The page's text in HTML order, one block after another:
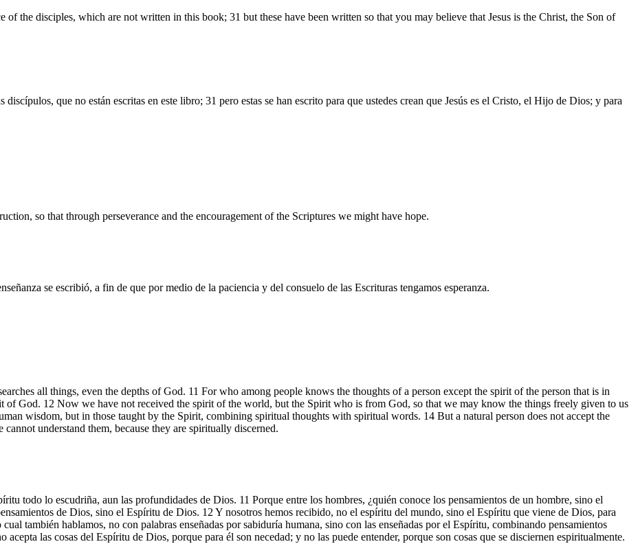
of the disciples, which are not written in this book; 31 but these have been written so that you may believe that Jesus is the Christ, the Son of
discípulos, que no están escritas en este libro; 31 pero estas se han escrito para que ustedes crean que Jesús es el Cristo, el Hijo de Dios; y para
so that through perseverance and the encouragement of the Scriptures we might have hope.
se escribió, a fin de que por medio de la paciencia y del consuelo de las Escrituras tengamos esperanza.
all things, even the depths of God. 11 For who among people knows the thoughts of a person except the spirit of the person that is in
of God. 12 Now we have not received the spirit of the world, but the Spirit who is from God, so that we may know the things freely given to us
wisdom, but in those taught by the Spirit, combining spiritual thoughts with spiritual words. 14 But a natural person does not accept the
understand them, because they are spiritually discerned.
todo lo escudriña, aun las profundidades de Dios. 11 Porque entre los hombres, ¿quién conoce los pensamientos de un hombre, sino el
de Dios, sino el Espíritu de Dios. 12 Y nosotros hemos recibido, no el espíritu del mundo, sino el Espíritu que viene de Dios, para
también hablamos, no con palabras enseñadas por sabiduría humana, sino con las enseñadas por el Espíritu, combinando pensamientos
las cosas del Espíritu de Dios, porque para él son necedad; y no las puede entender, porque son cosas que se disciernen espiritualmente.